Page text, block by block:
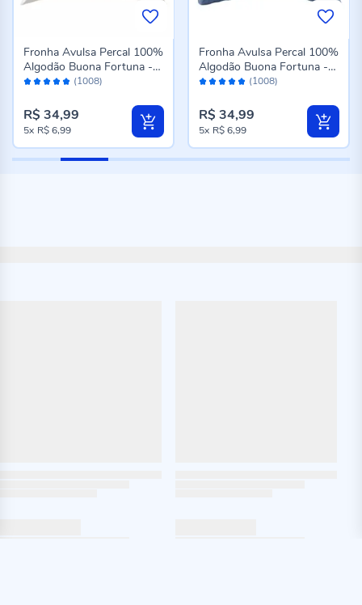
Avaliação: (1008)
Fronha Avulsa Percal 100%
Algodão Buona Fortuna -
Branco
R$ 34,99
5x R$ 6,99
Avaliação: (1008)
Fronha Avulsa Percal 100%
Algodão Buona Fortuna -
Azul
R$ 34,99
5x R$ 6,99